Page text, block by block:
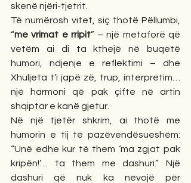
skenë njëri-tjetrit.
Të numërosh vitet, siç thotë Pëllumbi,
“me vrimat e rripit” – një metaforë që
vetëm ai di ta kthejë në buqetë
humori, ndjenje e reflektimi – dhe
Xhuljeta t’i japë zë, trup, interpretim…
një harmoni që pak çifte në artin
shqiptar e kanë gjetur.
Në një tjetër shkrim, ai thotë me
humorin e tij të pazëvendësueshëm:
“Unë edhe kur të them ‘ma zgjat pak
kripën!’… ta them me dashuri.” Një
dashuri që nuk ka nevojë për